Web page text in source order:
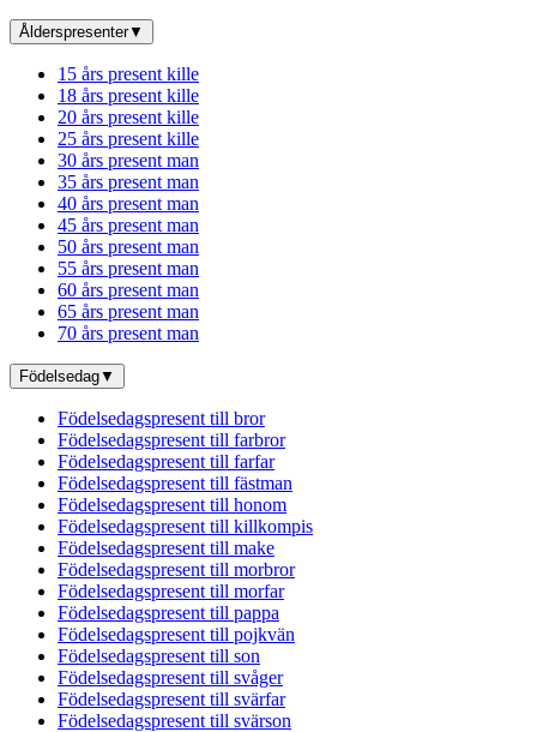
Ålderspresenter▼
15 års present kille
18 års present kille
20 års present kille
25 års present kille
30 års present man
35 års present man
40 års present man
45 års present man
50 års present man
55 års present man
60 års present man
65 års present man
70 års present man
Födelsedag▼
Födelsedagspresent till bror
Födelsedagspresent till farbror
Födelsedagspresent till farfar
Födelsedagspresent till fästman
Födelsedagspresent till honom
Födelsedagspresent till killkompis
Födelsedagspresent till make
Födelsedagspresent till morbror
Födelsedagspresent till morfar
Födelsedagspresent till pappa
Födelsedagspresent till pojkvän
Födelsedagspresent till son
Födelsedagspresent till svåger
Födelsedagspresent till svärfar
Födelsedagspresent till svärson